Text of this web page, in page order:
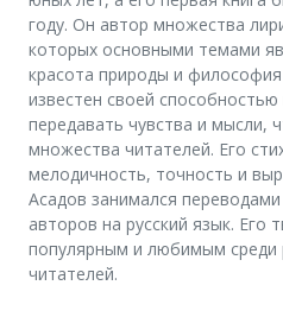
году. Он автор множества
которых основными темами
красота природы и
известен своей способностью
передавать чувства и мысли,
множества читателей. Его
мелодичность, точность и
Асадов занимался
авторов на русский язык. Его
популярным и любимым среди
читателей.